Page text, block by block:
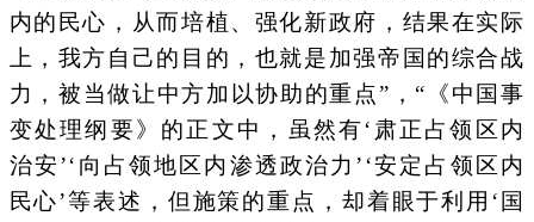
内的民心，从而培植、强化新政府，结果在实际
上，我方自己的目的，也就是加强帝国的综合战
力，被当做让中方加以协助的重点”，“《中国事
变处理纲要》的正文中，虽然有‘肃正占领区内
治安’‘向占领地区内渗透政治力’‘安定占领区内
民心’等表述，但施策的重点，却着眼于利用‘国